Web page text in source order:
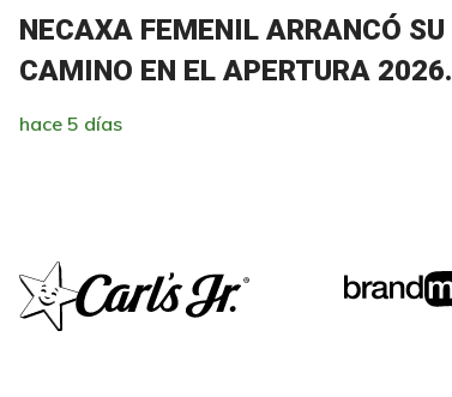
NECAXA FEMENIL ARRANCÓ SU
CAMINO EN EL APERTURA 2026.
hace 5 días